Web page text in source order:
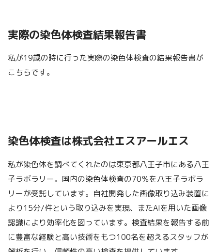
実際の染色体検査結果報告書
私が19歳の時に行った実際の染色体検査の結果報告書が
こちらです。
染色体検査は株式会社エスアールエス
私が染色体を調べてくれたのは東京都八王子市にある八王
子ラボラリー。国内の染色体検査の70％を八王子ラボラ
リーが受託しています。自社開発した画像取り込み装置に
より15分/件という取り込みを実現、またAIを用いた画像
認識により効率化を図っています。検査結果を報告する前
に豊富な経験と高い技術をもつ100名を超えるスタッフが